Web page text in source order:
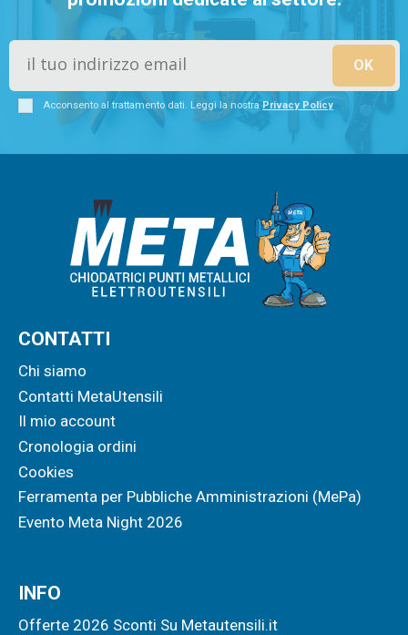
Acconsento al trattamento dati. Leggi la nostraPrivacy Policy
CONTATTI
Chi siamo
Contatti MetaUtensili
Il mio account
Cronologia ordini
Cookies
Ferramenta per Pubbliche Amministrazioni (MePa)
Evento Meta Night 2026
INFO
Offerte 2026 Sconti Su Metautensili.it